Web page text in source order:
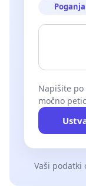
Napišite po
močno
Vaši podatki